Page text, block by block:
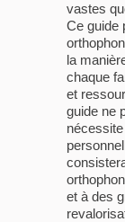
vastes
Ce guide
la
chaque
et
guide ne
et à des